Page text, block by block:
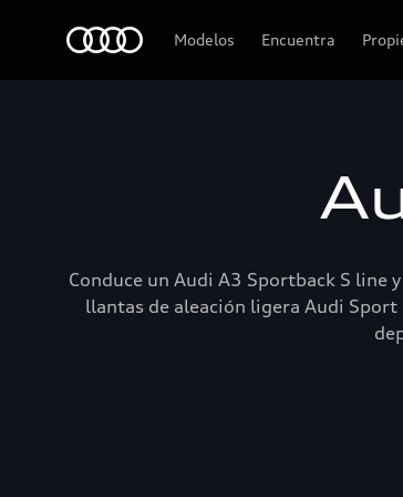
Modelos Encuentra
Conduce un Audi A3 Sportback S
llantas de aleación ligera Audi